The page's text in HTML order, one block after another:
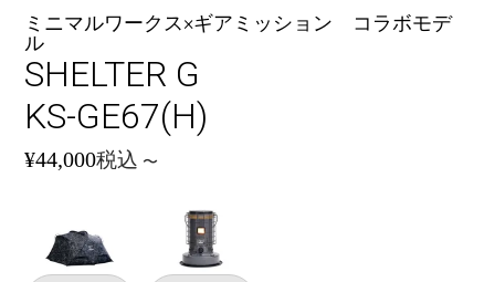
ミニマルワークス×ギアミッション コラボモデ
ル
SHELTER G
KS-GE67(H)
¥44,000税込 〜